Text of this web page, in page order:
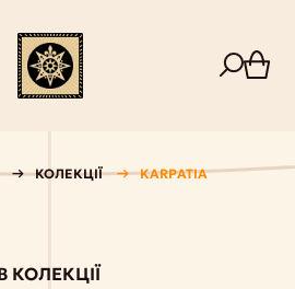
КОЛЕКЦІЇ KARPATIA
КОЛЕКЦІЇ